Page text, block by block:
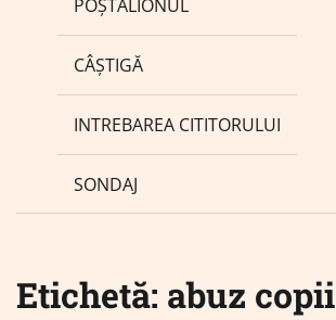
POȘTALIONUL
CÂȘTIGĂ
INTREBAREA CITITORULUI
SONDAJ
Etichetă: abuz copii